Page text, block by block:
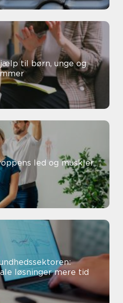
led og muskler
løsninger mere tid